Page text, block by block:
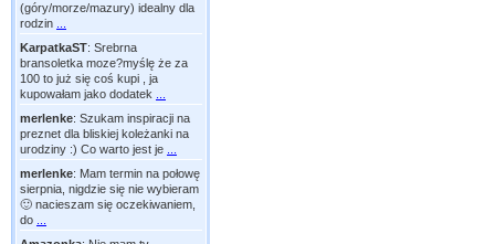
(góry/morze/mazury) idealny dla
rodzin
KarpatkaST: Srebrna
bransoletka moze?myślę że za
100 to już się coś kupi , ja
kupowałam jako dodatek
merlenke: Szukam inspiracji na
preznet dla bliskiej koleżanki na
urodziny :) Co warto jest je
merlenke: Mam termin na połowę
sierpnia, nigdzie się nie wybieram
🙂 nacieszam się oczekiwaniem,
do